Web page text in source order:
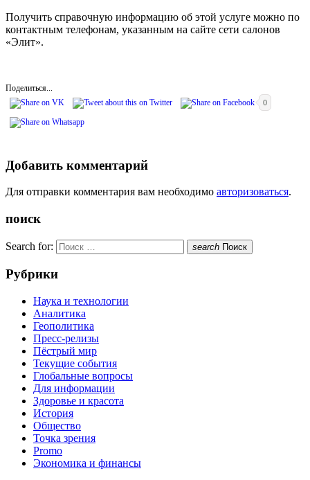
Получить справочную информацию об этой услуге можно по
контактным телефонам, указанным на сайте сети салонов
«Элит».
Поделиться...
0
Добавить комментарий
Для отправки комментария вам необходимо авторизоваться.
поиск
Search for: search Поиск
Рубрики
Наука и технологии
Аналитика
Геополитика
Пресс-релизы
Пёстрый мир
Текущие события
Глобальные вопросы
Для информации
Здоровье и красота
История
Общество
Точка зрения
Promo
Экономика и финансы